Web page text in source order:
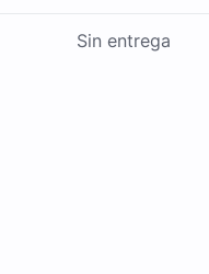
Sin entrega